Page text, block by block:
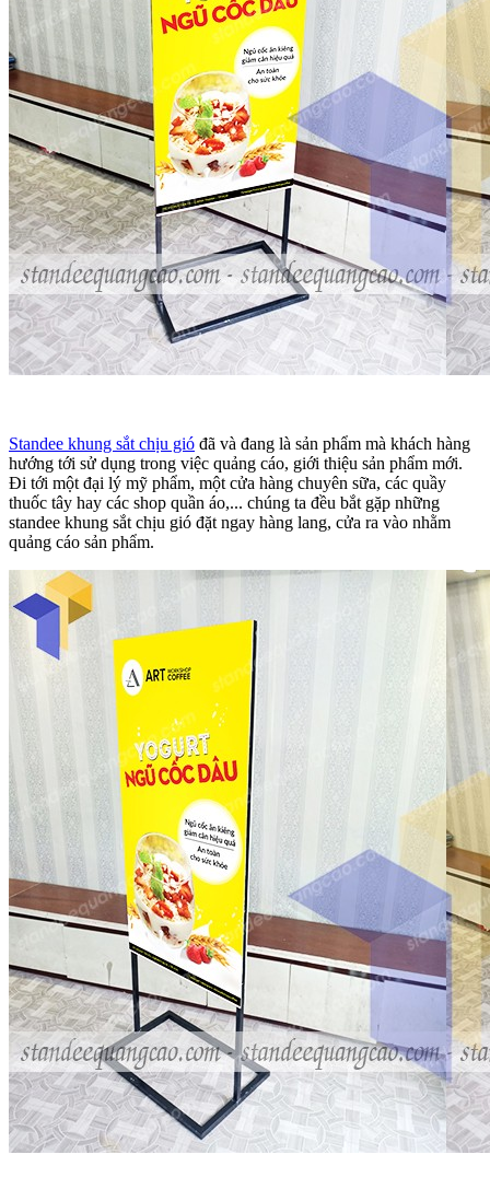
Standee khung sắt chịu gió đã và đang là sản phẩm mà khách hàng
hướng tới sử dụng trong việc quảng cáo, giới thiệu sản phẩm mới.
Đi tới một đại lý mỹ phẩm, một cửa hàng chuyên sữa, các quầy
thuốc tây hay các shop quần áo,... chúng ta đều bắt gặp những
standee khung sắt chịu gió đặt ngay hàng lang, cửa ra vào nhằm
quảng cáo sản phẩm.